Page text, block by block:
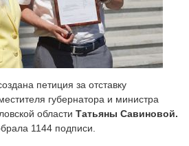
петиция за отставку
губернатора и министра
области Татьяны Савиновой.
1144 подписи.